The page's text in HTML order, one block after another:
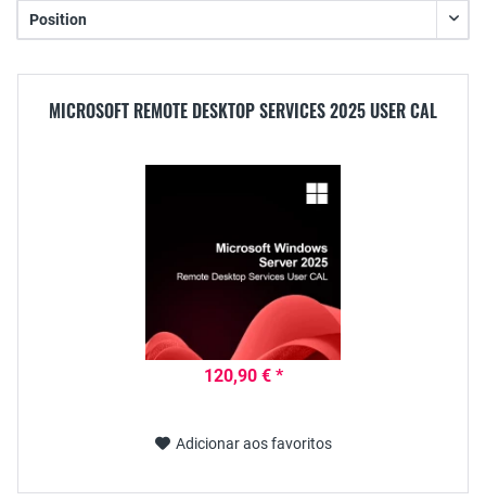
MICROSOFT REMOTE DESKTOP SERVICES 2025 USER CAL
120,90 € *
Adicionar aos favoritos